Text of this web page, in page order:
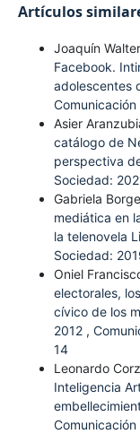
Artículos
Joaquín
Facebook.
adolescentes
Asier
catálogo de
perspectiva
Sociedad:
Gabriela
mediática en
la telenovela
Sociedad:
Oniel
electorales,
cívico de los
2012 ,
14
Leonardo
Inteligencia